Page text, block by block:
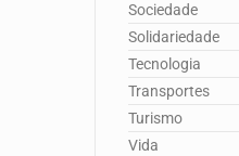
Sociedade
Solidariedade
Tecnologia
Transportes
Turismo
Vida